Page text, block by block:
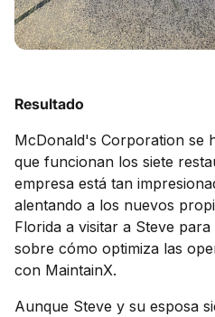
Resultado
McDonald's Corporation se
que funcionan los siete
empresa está tan
alentando a los nuevos
Florida a visitar a Steve
sobre cómo optimiza las
con MaintainX.
Aunque Steve y su esposa